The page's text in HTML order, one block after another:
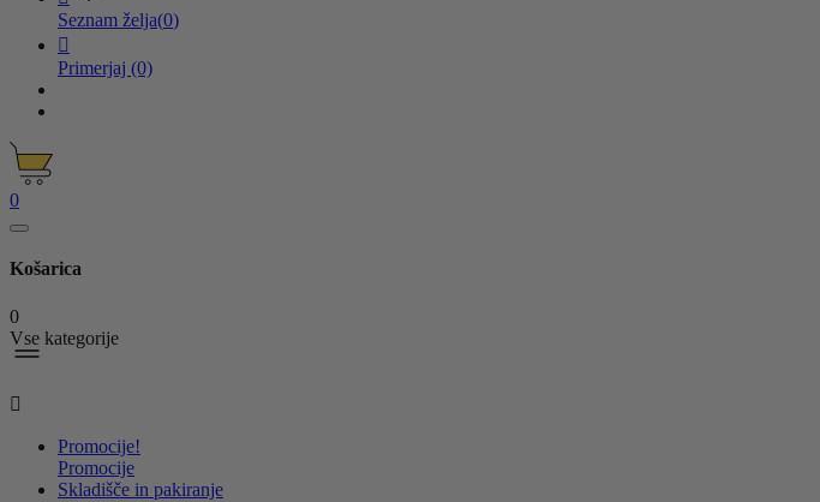
Seznam želja(0)

Primerjaj (0)
0
Košarica
0
Vse kategorije

Promocije!
Promocije
Skladišče in pakiranje